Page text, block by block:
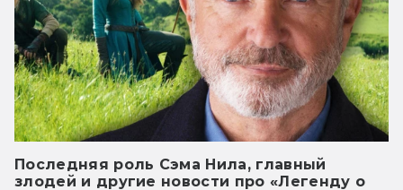
Последняя роль Сэма Нила, главный
злодей и другие новости про «Легенду о